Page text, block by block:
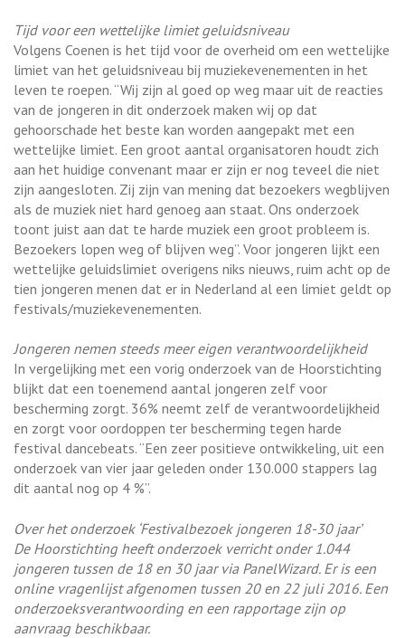
Tijd voor een wettelijke limiet geluidsniveau
Volgens Coenen is het tijd voor de overheid om een wettelijke
limiet van het geluidsniveau bij muziekevenementen in het
leven te roepen. “Wij zijn al goed op weg maar uit de reacties
van de jongeren in dit onderzoek maken wij op dat
gehoorschade het beste kan worden aangepakt met een
wettelijke limiet. Een groot aantal organisatoren houdt zich
aan het huidige convenant maar er zijn er nog teveel die niet
zijn aangesloten. Zij zijn van mening dat bezoekers wegblijven
als de muziek niet hard genoeg aan staat. Ons onderzoek
toont juist aan dat te harde muziek een groot probleem is.
Bezoekers lopen weg of blijven weg”. Voor jongeren lijkt een
wettelijke geluidslimiet overigens niks nieuws, ruim acht op de
tien jongeren menen dat er in Nederland al een limiet geldt op
festivals/muziekevenementen.
Jongeren nemen steeds meer eigen verantwoordelijkheid
In vergelijking met een vorig onderzoek van de Hoorstichting
blijkt dat een toenemend aantal jongeren zelf voor
bescherming zorgt. 36% neemt zelf de verantwoordelijkheid
en zorgt voor oordoppen ter bescherming tegen harde
festival dancebeats. “Een zeer positieve ontwikkeling, uit een
onderzoek van vier jaar geleden onder 130.000 stappers lag
dit aantal nog op 4 %”.
Over het onderzoek ‘Festivalbezoek jongeren 18-30 jaar’
De Hoorstichting heeft onderzoek verricht onder 1.044
jongeren tussen de 18 en 30 jaar via PanelWizard. Er is een
online vragenlijst afgenomen tussen 20 en 22 juli 2016. Een
onderzoeksverantwoording en een rapportage zijn op
aanvraag beschikbaar.